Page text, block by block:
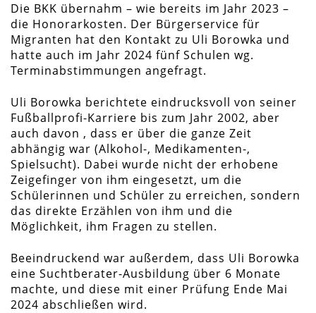
Die BKK übernahm – wie bereits im Jahr 2023 –
die Honorarkosten. Der Bürgerservice für
Migranten hat den Kontakt zu Uli Borowka und
hatte auch im Jahr 2024 fünf Schulen wg.
Terminabstimmungen angefragt.
Uli Borowka berichtete eindrucksvoll von seiner
Fußballprofi-Karriere bis zum Jahr 2002, aber
auch davon , dass er über die ganze Zeit
abhängig war (Alkohol-, Medikamenten-,
Spielsucht). Dabei wurde nicht der erhobene
Zeigefinger von ihm eingesetzt, um die
Schülerinnen und Schüler zu erreichen, sondern
das direkte Erzählen von ihm und die
Möglichkeit, ihm Fragen zu stellen.
Beeindruckend war außerdem, dass Uli Borowka
eine Suchtberater-Ausbildung über 6 Monate
machte, und diese mit einer Prüfung Ende Mai
2024 abschließen wird.